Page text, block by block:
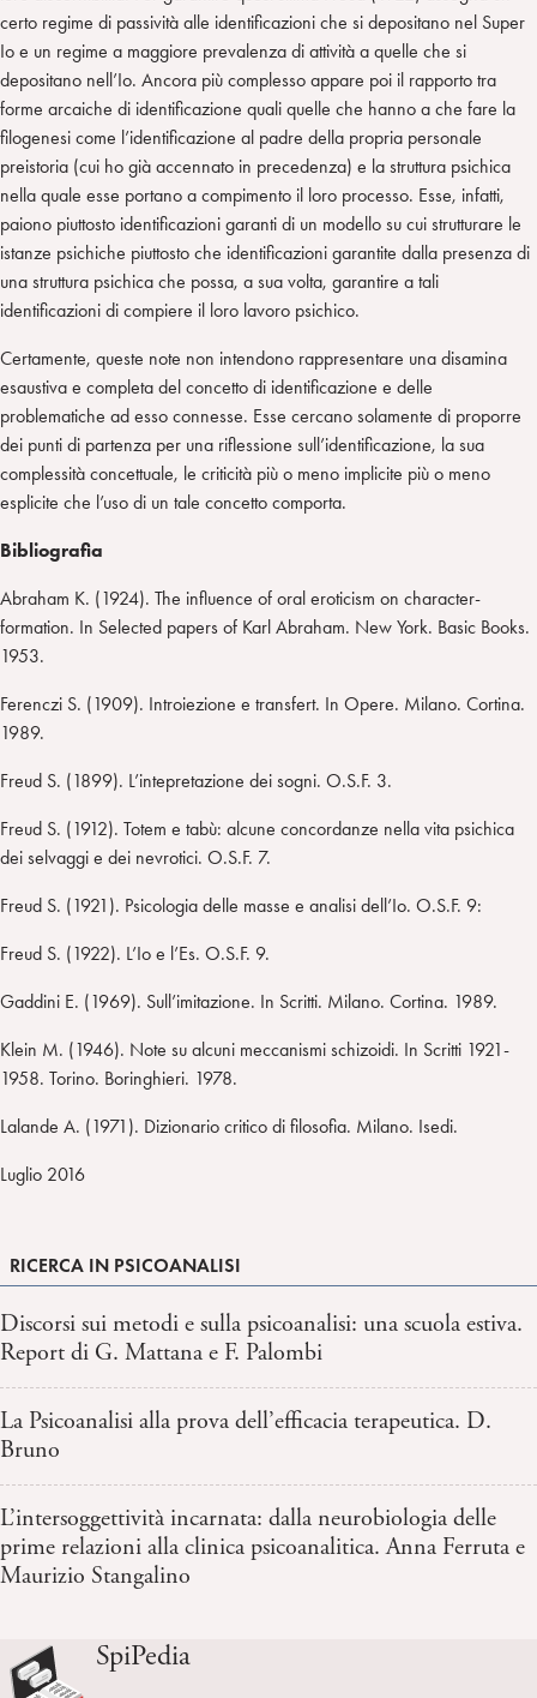
certo regime di passività alle identificazioni che si depositano nel Super
Io e un regime a maggiore prevalenza di attività a quelle che si
depositano nell’Io. Ancora più complesso appare poi il rapporto tra
forme arcaiche di identificazione quali quelle che hanno a che fare la
filogenesi come l’identificazione al padre della propria personale
preistoria (cui ho già accennato in precedenza) e la struttura psichica
nella quale esse portano a compimento il loro processo. Esse, infatti,
paiono piuttosto identificazioni garanti di un modello su cui strutturare le
istanze psichiche piuttosto che identificazioni garantite dalla presenza di
una struttura psichica che possa, a sua volta, garantire a tali
identificazioni di compiere il loro lavoro psichico.
Certamente, queste note non intendono rappresentare una disamina
esaustiva e completa del concetto di identificazione e delle
problematiche ad esso connesse. Esse cercano solamente di proporre
dei punti di partenza per una riflessione sull’identificazione, la sua
complessità concettuale, le criticità più o meno implicite più o meno
esplicite che l’uso di un tale concetto comporta.
Bibliografia
Abraham K. (1924). The influence of oral eroticism on character-
formation. In Selected papers of Karl Abraham. New York. Basic Books.
1953.
Ferenczi S. (1909). Introiezione e transfert. In Opere. Milano. Cortina.
1989.
Freud S. (1899). L’intepretazione dei sogni. O.S.F. 3.
Freud S. (1912). Totem e tabù: alcune concordanze nella vita psichica
dei selvaggi e dei nevrotici. O.S.F. 7.
Freud S. (1921). Psicologia delle masse e analisi dell’Io. O.S.F. 9:
Freud S. (1922). L’Io e l’Es. O.S.F. 9.
Gaddini E. (1969). Sull’imitazione. In Scritti. Milano. Cortina. 1989.
Klein M. (1946). Note su alcuni meccanismi schizoidi. In Scritti 1921-
1958. Torino. Boringhieri. 1978.
Lalande A. (1971). Dizionario critico di filosofia. Milano. Isedi.
Luglio 2016
RICERCA IN PSICOANALISI
Discorsi sui metodi e sulla psicoanalisi: una scuola estiva.
Report di G. Mattana e F. Palombi
La Psicoanalisi alla prova dell’efficacia terapeutica. D.
Bruno
L’intersoggettività incarnata: dalla neurobiologia delle
prime relazioni alla clinica psicoanalitica. Anna Ferruta e
Maurizio Stangalino
SpiPedia